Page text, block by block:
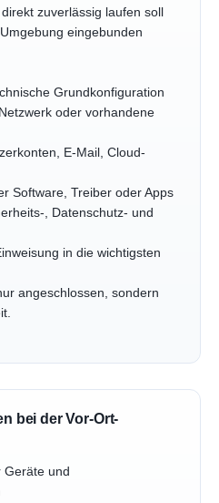
zuverlässig laufen soll
eingebunden
Grundkonfiguration
oder vorhandene
E-Mail, Cloud-
Software, Treiber oder Apps
, Datenschutz- und
in die wichtigsten
angeschlossen, sondern
bei der Vor-Ort-
Geräte und